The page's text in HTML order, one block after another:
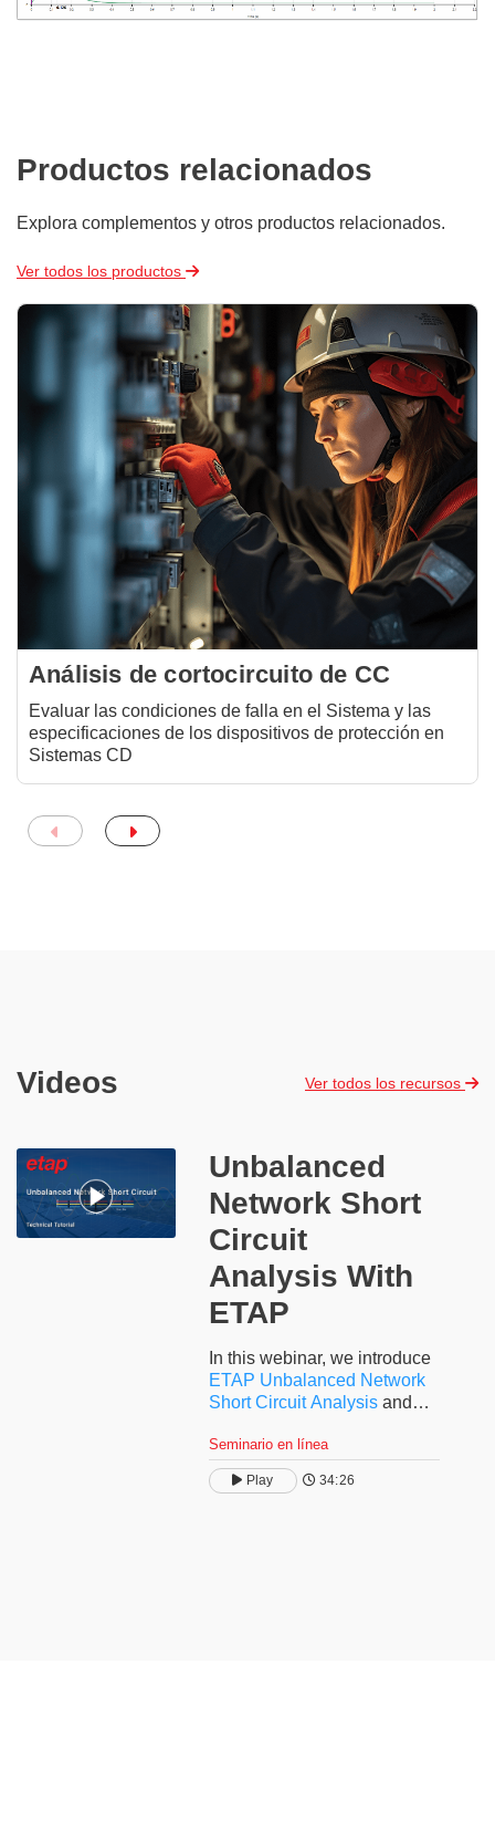
Productos relacionados
Explora complementos y otros productos relacionados.
Ver todos los productos
Análisis de cortocircuito de CC
Evaluar las condiciones de falla en el Sistema y las
especificaciones de los dispositivos de protección en
Sistemas CD
Videos Ver todos los recursos
Unbalanced
Network Short
Circuit
Analysis With
ETAP
In this webinar, we introduce
ETAP Unbalanced Network
Short Circuit Analysis and
the impact of shunt and
sliding faults on balanced
and unbalanced networks:
Seminario en línea
Play 34:26